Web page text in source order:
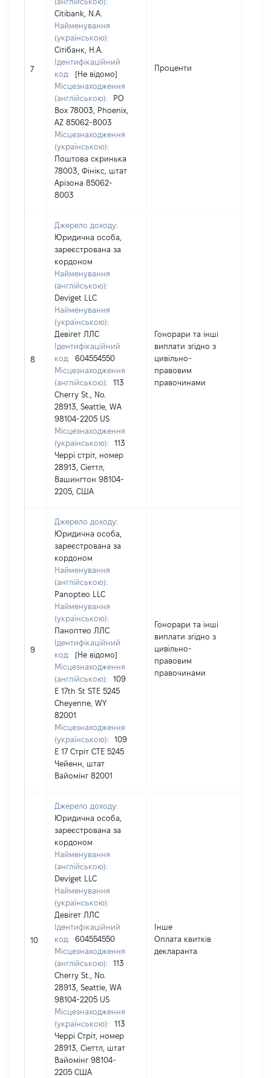
7
Citibank, N.A.
Найменування
(українською):
Сітібанк, Н.А.
Ідентифікаційний
код:
[Не відомо]
Місцезнаходження
(англійською):
PO
Box 78003, Phoenix,
AZ 85062-8003
Місцезнаходження
(українською):
Поштова скринька
78003, Фінікс, штат
Арізона 85062-
8003
Проценти
8
Джерело доходу:
Юридична особа,
зареєстрована за
кордоном
Найменування
(англійською):
Deviget LLC
Найменування
(українською):
Девігет ЛЛС
Ідентифікаційний
код:
604554550
Місцезнаходження
(англійською):
113
Cherry St., No.
28913, Seattle, WA
98104-2205 US
Місцезнаходження
(українською):
113
Черрі стріт, номер
28913, Сіеттл,
Вашингтон 98104-
2205, США
Гонорари та інші
виплати згідно з
цивільно-
правовим
правочинами
9
Джерело доходу:
Юридична особа,
зареєстрована за
кордоном
Найменування
(англійською):
Panopteo LLC
Найменування
(українською):
Паноптео ЛЛС
Ідентифікаційний
код:
[Не відомо]
Місцезнаходження
(англійською):
109
E 17th St STE 5245
Cheyenne, WY
82001
Місцезнаходження
(українською):
109
Е 17 Стріт СТЕ 5245
Чейенн, штат
Вайомінг 82001
Гонорари та інші
виплати згідно з
цивільно-
правовим
правочинами
10
Джерело доходу:
Юридична особа,
зареєстрована за
кордоном
Найменування
(англійською):
Deviget LLC
Найменування
(українською):
Девігет ЛЛС
Ідентифікаційний
код:
604554550
Місцезнаходження
(англійською):
113
Cherry St., No.
28913, Seattle, WA
98104-2205 US
Місцезнаходження
(українською):
113
Черрі Стріт, номер
28913, Сіеттл, штат
Вайомінг 98104-
2205 США
Інше
Оплата квитків
декларанта